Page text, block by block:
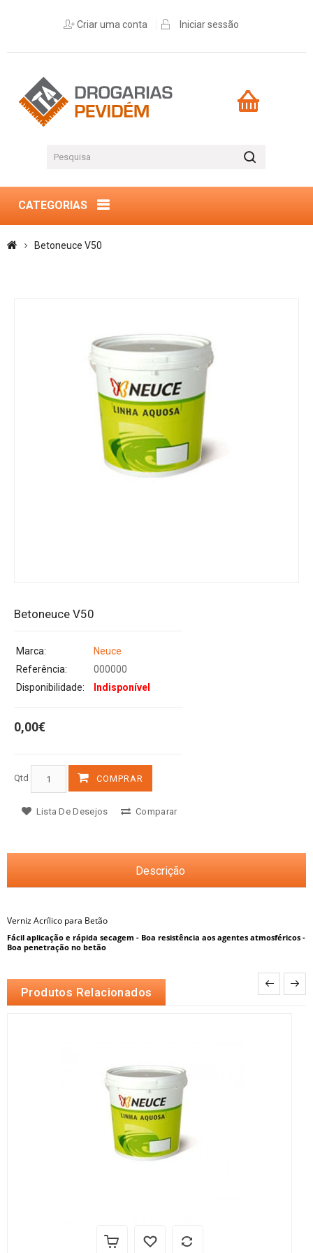
Criar uma conta Iniciar sessão
CATEGORIAS
Betoneuce V50
Betoneuce V50
Marca:
Neuce
Referência:
000000
Disponibilidade:
Indisponível
0,00€
Qtd COMPRAR
Lista De Desejos Comparar
Descrição
Verniz Acrílico para Betão
Fácil aplicação e rápida secagem - Boa resistência aos agentes atmosféricos -
Boa penetração no betão
Produtos Relacionados